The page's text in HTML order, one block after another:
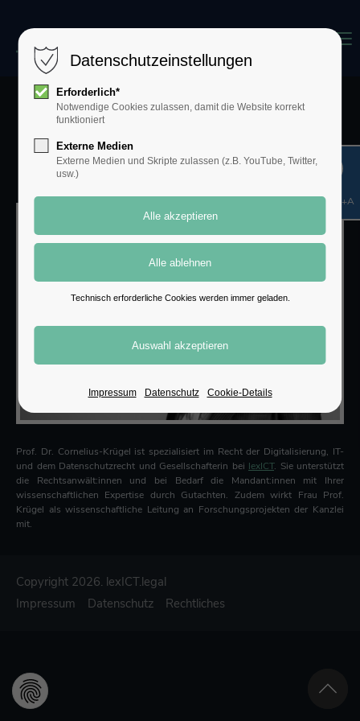
Of-Counsel
Prof. Dr. Tina
LL.M.
Prof. Dr. Cornelius-Krügel ist spezialisiert im Recht der Digitalisierung, IT-
und dem Datenschutzrecht und Gesellschafterin bei lexICT. Sie unterstützt
die Rechtsanwält:innen und bei Bedarf die Mandant:innen mit Ihrer
wissenschaftlichen Expertise durch Gutachten. Zudem wirkt Frau Prof.
Krügel als wissenschaftliche Leitung an Forschungsprojekten der Kanzlei
mit.
Copyright 2026. lexICT.legal
Impressum
Datenschutz Rechtliches
Datenschutzeinstellungen
Erforderlich*
Notwendige Cookies zulassen, damit die Website korrekt
funktioniert
Externe Medien
Externe Medien und Skripte zulassen (z.B. YouTube, Twitter,
usw.)
Technisch erforderliche Cookies werden immer geladen.
Impressum Datenschutz Cookie-Details
Shift+Alt+A